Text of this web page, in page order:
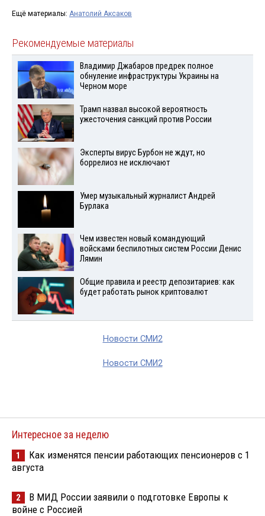
Ещё материалы: Анатолий Аксаков
Рекомендуемые материалы
Владимир Джабаров предрек полное
обнуление инфраструктуры Украины на
Черном море
Трамп назвал высокой вероятность
ужесточения санкций против России
Эксперты вирус Бурбон не ждут, но
боррелиоз не исключают
Умер музыкальный журналист Андрей
Бурлака
Чем известен новый командующий
войсками беспилотных систем России Денис
Лямин
Общие правила и реестр депозитариев: как
будет работать рынок криптовалют
Новости СМИ2
Новости СМИ2
Интересное за неделю
1
Как изменятся пенсии работающих пенсионеров с 1
августа
2
В МИД России заявили о подготовке Европы к
войне с Россией